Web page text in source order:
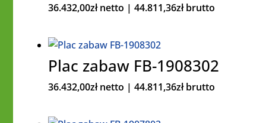
36.432,00zł netto | 44.811,36złbrutto
Plac zabaw FB-1908302
36.432,00zł netto | 44.811,36złbrutto